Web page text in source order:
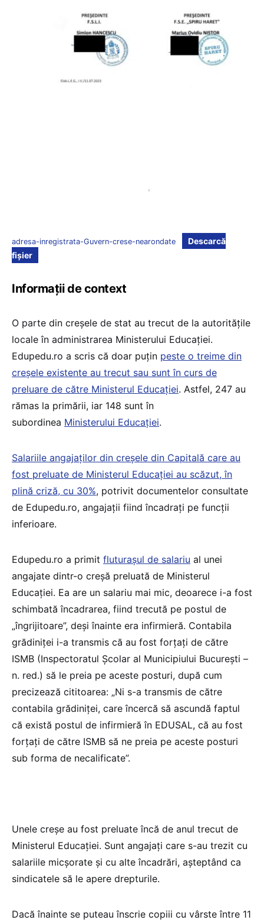
adresa-inregistrata-Guvern-crese-nearondate
Descarcă
fișier
Informații de context
O parte din creșele de stat au trecut de la autoritățile
locale în administrarea Ministerului Educației.
Edupedu.ro a scris că doar puțin peste o treime din
creșele existente au trecut sau sunt în curs de
preluare de către Ministerul Educației. Astfel, 247 au
rămas la primării, iar 148 sunt în
subordinea Ministerului Educației.
Salariile angajaților din creșele din Capitală care au
fost preluate de Ministerul Educației au scăzut, în
plină criză, cu 30%, potrivit documentelor consultate
de Edupedu.ro, angajații fiind încadrați pe funcții
inferioare.
Edupedu.ro a primit fluturașul de salariu al unei
angajate dintr-o creșă preluată de Ministerul
Educației. Ea are un salariu mai mic, deoarece i-a fost
schimbată încadrarea, fiind trecută pe postul de
„îngrijitoare”, deși înainte era infirmieră. Contabila
grădiniței i-a transmis că au fost forțați de către
ISMB (Inspectoratul Școlar al Municipiului București –
n. red.) să le preia pe aceste posturi, după cum
precizează cititoarea: „Ni s-a transmis de către
contabila grădiniței, care încercă să ascundă faptul
că există postul de infirmieră în EDUSAL, că au fost
forțați de către ISMB să ne preia pe aceste posturi
sub forma de necalificate”.
Unele creșe au fost preluate încă de anul trecut de
Ministerul Educației. Sunt angajați care s-au trezit cu
salariile micșorate și cu alte încadrări, așteptând ca
sindicatele să le apere drepturile.
Dacă înainte se puteau înscrie copiii cu vârste între 11